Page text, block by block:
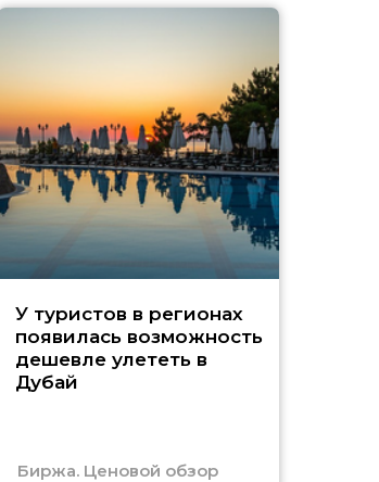
У туристов в регионах
появилась возможность
дешевле улететь в
Дубай
Биржа. Ценовой обзор